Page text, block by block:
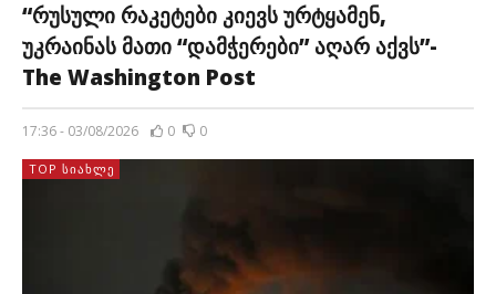
“რუსული რაკეტები კიევს ურტყამენ,
უკრაინას მათი “დამჭერები” აღარ აქვს”-
The Washington Post
17:36 - 03/08/2026 0 0
TOP ᲡᲘᲐᲮᲚᲔ